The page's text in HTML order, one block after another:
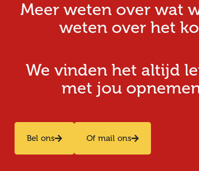
Meer weten over wat
weten over het
We vinden het altijd
met jou
Bel ons Of mail ons